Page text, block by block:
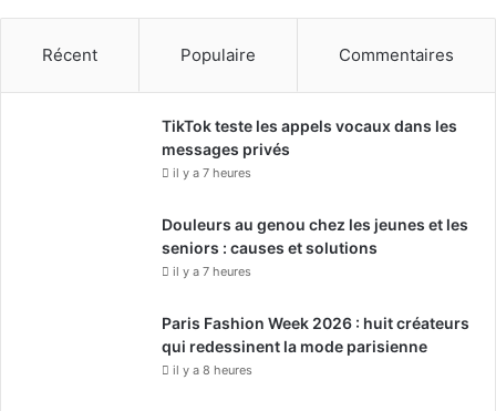
Récent Populaire Commentaires
TikTok teste les appels vocaux dans les
messages privés
il y a 7 heures
Douleurs au genou chez les jeunes et les
seniors : causes et solutions
il y a 7 heures
Paris Fashion Week 2026 : huit créateurs
qui redessinent la mode parisienne
il y a 8 heures